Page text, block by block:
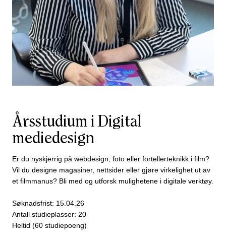
Årsstudium i Digital
mediedesign
Er du nyskjerrig på webdesign, foto eller fortellerteknikk i film?
Vil du designe magasiner, nettsider eller gjøre virkelighet ut av
et filmmanus? Bli med og utforsk mulighetene i digitale verktøy.
Søknadsfrist: 15.04.26
Antall studieplasser: 20
Heltid (60 studiepoeng)